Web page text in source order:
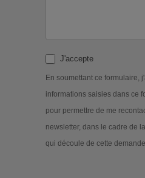
J'accepte
En soumettant ce formulaire,
informations saisies dans ce
pour permettre de me
newsletter, dans le cadre de
qui découle de cette